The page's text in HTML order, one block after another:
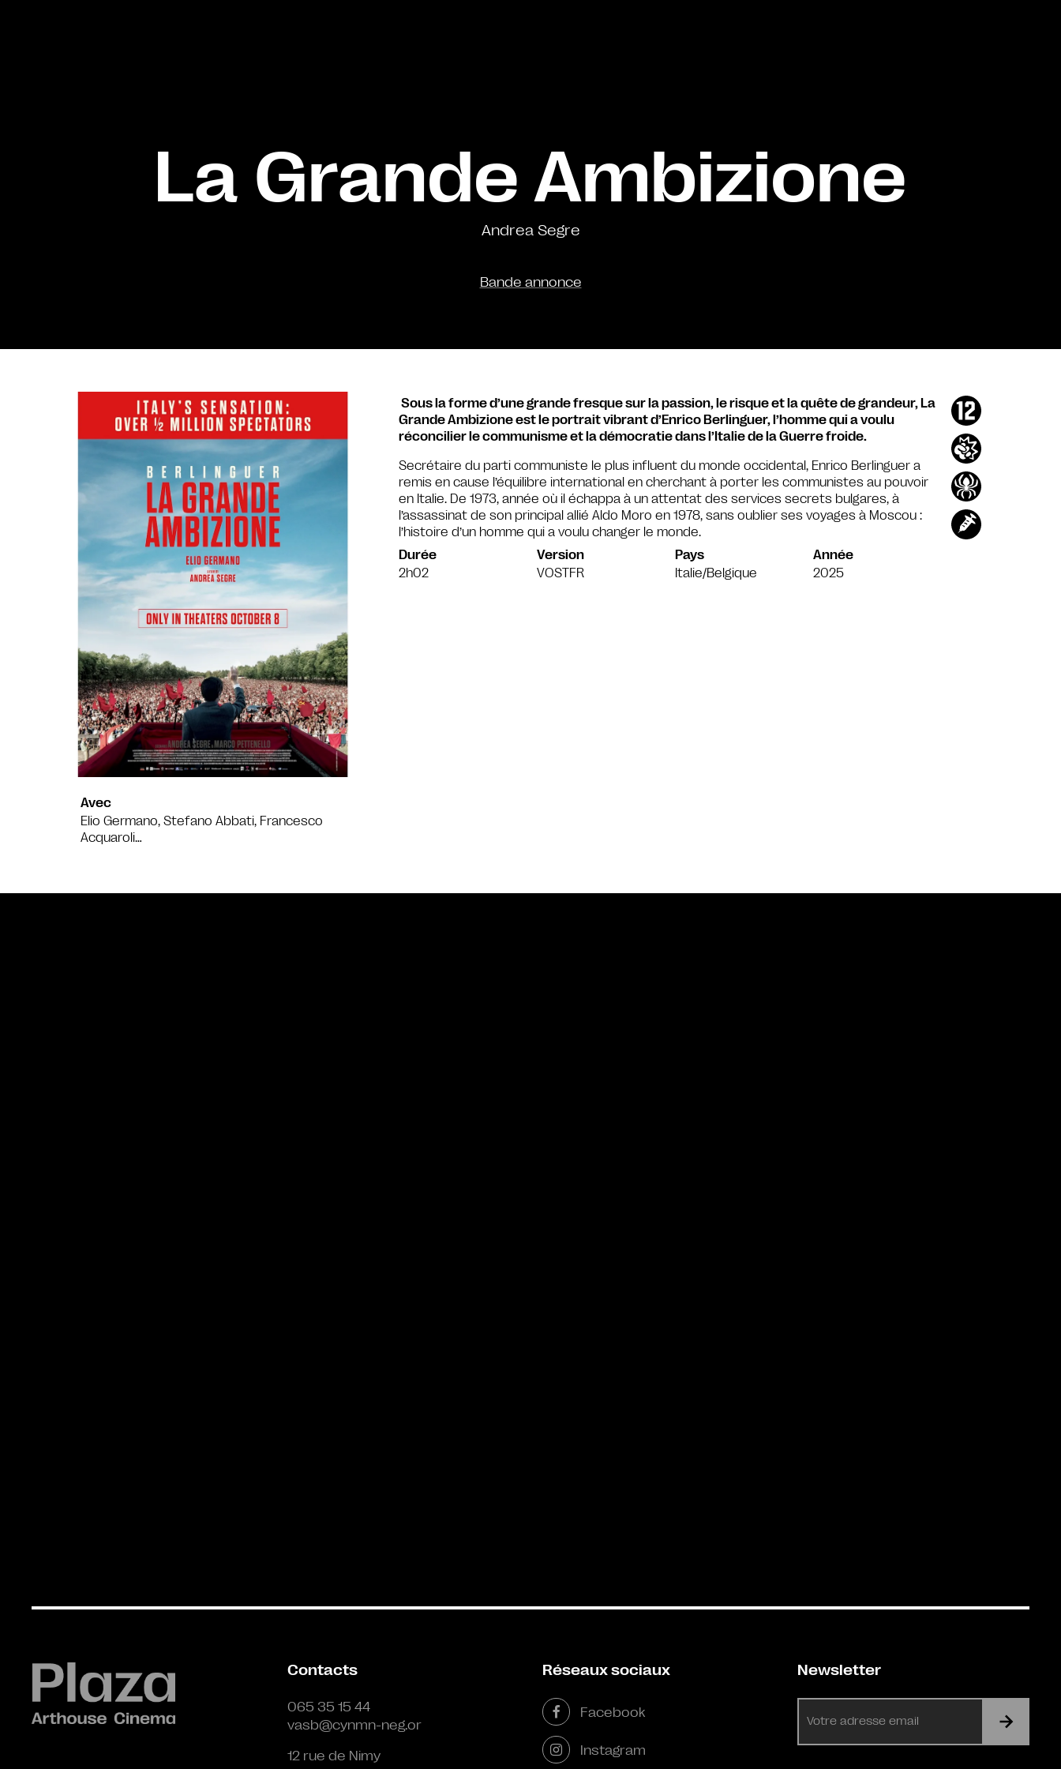
La Grande Ambizione
Andrea Segre
Bande annonce
Avec
Elio Germano, Stefano Abbati, Francesco
Acquaroli…
Sous la forme d’une grande fresque sur la passion, le risque et la quête de grandeur, La
Grande Ambizione est le portrait vibrant d’Enrico Berlinguer, l’homme qui a voulu
réconcilier le communisme et la démocratie dans l’Italie de la Guerre froide.
Secrétaire du parti communiste le plus influent du monde occidental, Enrico Berlinguer a
remis en cause l’équilibre international en cherchant à porter les communistes au pouvoir
en Italie. De 1973, année où il échappa à un attentat des services secrets bulgares, à
l’assassinat de son principal allié Aldo Moro en 1978, sans oublier ses voyages à Moscou :
l’histoire d’un homme qui a voulu changer le monde.
Durée
2h02
Version
VOSTFR
Pays
Italie/Belgique
Année
2025
Contacts
065 35 15 44
vasb@cynmn-neg.or
12 rue de Nimy
Réseaux sociaux
Facebook
Instagram
Newsletter
mail